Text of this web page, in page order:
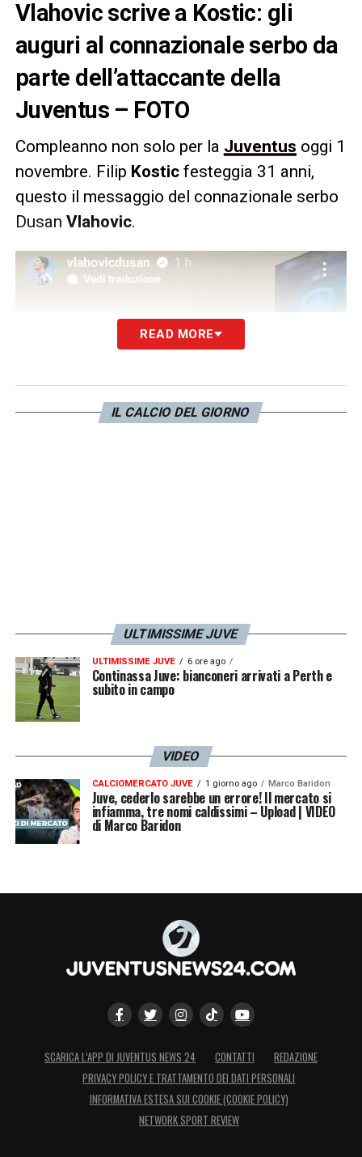
Vlahovic scrive a Kostic: gli
auguri al connazionale serbo da
parte dell’attaccante della
Juventus – FOTO
Compleanno non solo per la Juventus oggi 1
novembre. Filip Kostic festeggia 31 anni,
questo il messaggio del connazionale serbo
Dusan Vlahovic.
Auguri di buon compleanno su
READ MORE
IL CALCIO DEL GIORNO
ULTIMISSIME JUVE
ULTIMISSIME JUVE 6 ore ago
Continassa Juve: bianconeri arrivati a Perth e
subito in campo
VIDEO
CALCIOMERCATO JUVE 1 giorno ago Marco Baridon
Juve, cederlo sarebbe un errore! Il mercato si
infiamma, tre nomi caldissimi – Upload | VIDEO
di Marco Baridon
SCARICA L’APP DI JUVENTUS NEWS 24 CONTATTI
REDAZIONE
PRIVACY POLICY E TRATTAMENTO DEI DATI PERSONALI
INFORMATIVA ESTESA SUI COOKIE (COOKIE POLICY)
NETWORK SPORT REVIEW